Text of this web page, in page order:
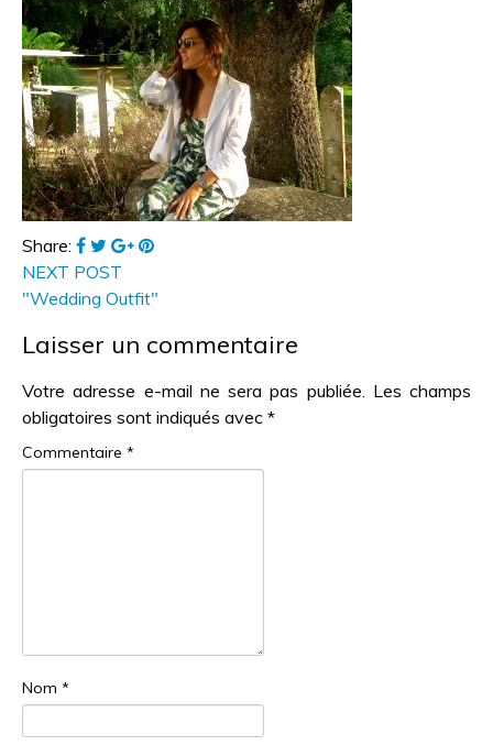
Share:
NEXT POST
"Wedding Outfit"
Laisser un commentaire
Votre adresse e-mail ne sera pas publiée. Les champs
obligatoires sont indiqués avec *
Commentaire *
Nom *